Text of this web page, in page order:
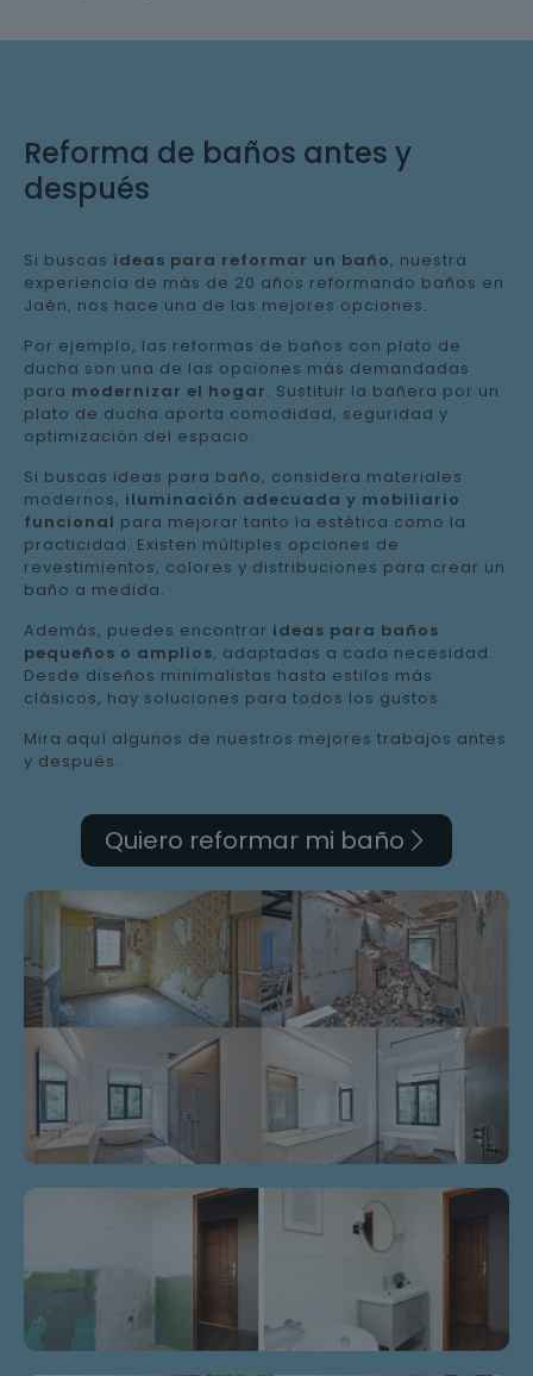
Reforma de baños antes y
después
Si buscas ideas para reformar un baño, nuestra
experiencia de más de 20 años reformando baños en
Jaén, nos hace una de las mejores opciones.
Por ejemplo, las reformas de baños con plato de
ducha son una de las opciones más demandadas
para modernizar el hogar. Sustituir la bañera por un
plato de ducha aporta comodidad, seguridad y
optimización del espacio.
Si buscas ideas para baño, considera materiales
modernos, iluminación adecuada y mobiliario
funcional para mejorar tanto la estética como la
practicidad. Existen múltiples opciones de
revestimientos, colores y distribuciones para crear un
baño a medida.
Además, puedes encontrar ideas para baños
pequeños o amplios, adaptadas a cada necesidad.
Desde diseños minimalistas hasta estilos más
clásicos, hay soluciones para todos los gustos.
Mira aquí algunos de nuestros mejores trabajos antes
y después.
Quiero reformar mi baño